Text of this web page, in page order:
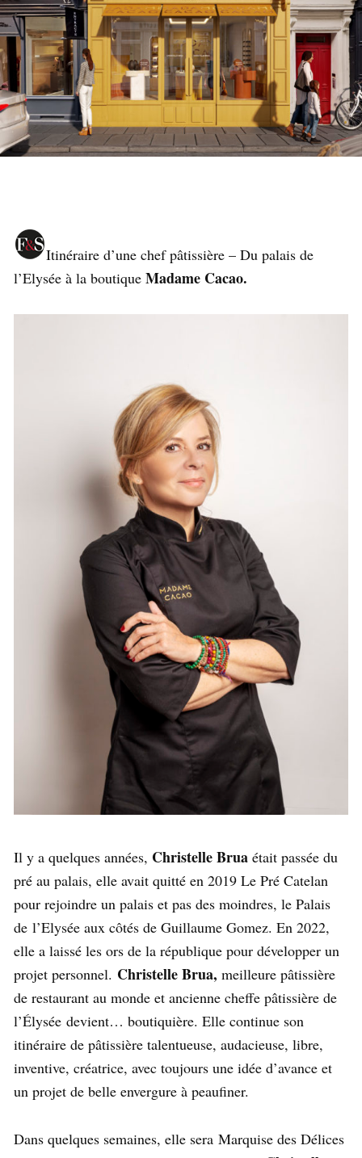
Itinéraire d’une chef pâtissière – Du palais de
l’Elysée à la boutique Madame Cacao.
Il y a quelques années, Christelle Brua était passée du
pré au palais, elle avait quitté en 2019 Le Pré Catelan
pour rejoindre un palais et pas des moindres, le Palais
de l’Elysée aux côtés de Guillaume Gomez. En 2022,
elle a laissé les ors de la république pour développer un
projet personnel. Christelle Brua, meilleure pâtissière
de restaurant au monde et ancienne cheffe pâtissière de
l’Élysée devient… boutiquière. Elle continue son
itinéraire de pâtissière talentueuse, audacieuse, libre,
inventive, créatrice, avec toujours une idée d’avance et
un projet de belle envergure à peaufiner.
Dans quelques semaines, elle sera Marquise des Délices